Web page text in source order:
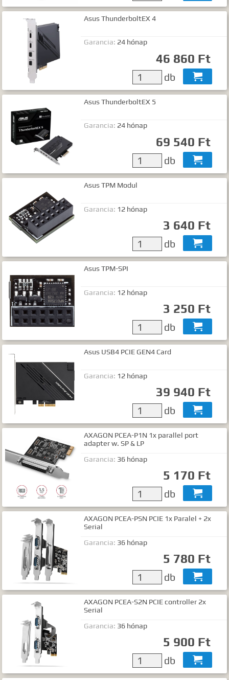
Asus ThunderboltEX 4
Garancia: 24 hónap
46 860 Ft
db 
Asus ThunderboltEX 5
Garancia: 24 hónap
69 540 Ft
db 
Asus TPM Modul
Garancia: 12 hónap
3 640 Ft
db 
Asus TPM-SPI
Garancia: 12 hónap
3 250 Ft
db 
Asus USB4 PCIE GEN4 Card
Garancia: 12 hónap
39 940 Ft
db 
AXAGON PCEA-P1N 1x parallel port
adapter w. SP & LP
Garancia: 36 hónap
5 170 Ft
db 
AXAGON PCEA-PSN PCIE 1x Paralel + 2x
Serial
Garancia: 36 hónap
5 780 Ft
db 
AXAGON PCEA-S2N PCIE controller 2x
Serial
Garancia: 36 hónap
5 900 Ft
db 